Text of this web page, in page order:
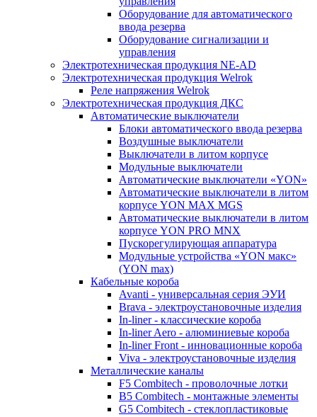
Оборудование для автоматического
ввода резерва
Оборудование сигнализации и
управления
Электротехническая продукция NE-AD
Электротехническая продукция Welrok
Реле напряжения Welrok
Электротехническая продукция ДКС
Автоматические выключатели
Блоки автоматического ввода резерва
Воздушные выключатели
Выключатели в литом корпусе
Модульные выключатели
Автоматические выключатели «YON»
Автоматические выключатели в литом
корпусе YON MAX MGS
Автоматические выключатели в литом
корпусе YON PRO MNX
Пускорегулирующая аппаратура
Модульные устройства «YON макс»
(YON max)
Кабельные короба
Avanti - универсальная серия ЭУИ
Brava - электроустановочные изделия
In-liner - классические короба
In-liner Aero - алюминиевые короба
In-liner Front - инновационные короба
Viva - электроустановочные изделия
Металлические каналы
F5 Combitech - проволочные лотки
B5 Combitech - монтажные элементы
G5 Combitech - стеклопластиковые